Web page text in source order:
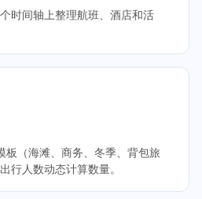
时间轴上整理航班、酒店和活
板（海滩、商务、冬季、背包旅
行人数动态计算数量。